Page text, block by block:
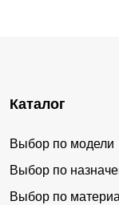
Каталог
Выбор по модели
Выбор по
Выбор по